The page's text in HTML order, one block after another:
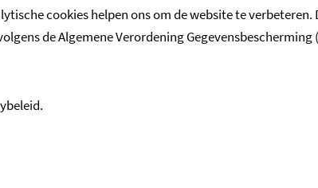
aan de gemeente. Meestal doet de uitvaartondernemer
cookies helpen ons om de website te
de Algemene Verordening